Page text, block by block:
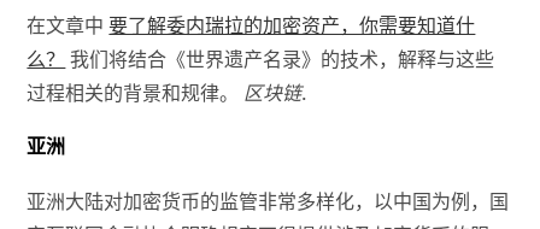
在文章中要了解委内瑞拉的加密资产，你需要知道什
么？ 我们将结合《世界遗产名录》的技术，解释与这些
过程相关的背景和规律。 区块链.
亚洲
亚洲大陆对加密货币的监管非常多样化，以中国为例，国